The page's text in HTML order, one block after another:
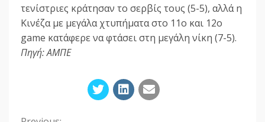
τενίστριες κράτησαν το σερβίς τους (5-5), αλλά η
Κινέζα με μεγάλα χτυπήματα στο 11ο και 12ο
game κατάφερε να φτάσει στη μεγάλη νίκη (7-5).
Πηγή: ΑΜΠΕ